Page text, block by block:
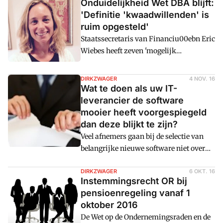
Onduidelijkheid Wet DBA blijft:
'Definitie 'kwaadwillenden' is
ruim opgesteld'
Staatssecretaris van Financiu00ebn Eric
Wiebes heeft zeven 'mogelijk
De definitie van 'kwaadwillendheid' laat
in de praktijk nog te wensen over.
DIRKZWAGER 4 NOV. 16
Wat te doen als uw IT-
leverancier de software
mooier heeft voorgespiegeld
dan deze blijkt te zijn?
Veel afnemers gaan bij de selectie van
belangrijke nieuwe software niet over
keuze komt vaak tot stand na een
uitvoerige selectiefase, waarbij
meerdere aanbieders en aanbiedingen
zijn vergeleken. Soms blijkt vervolgens
na contractering dat de software toch
DIRKZWAGER 6 OKT. 16
Instemmingsrecht OR bij
pensioenregeling vanaf 1
oktober 2016
De Wet op de Ondernemingsraden en de